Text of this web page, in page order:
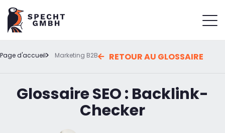
Page d'accueil Marketing B2B RETOUR AU GLOSSAIRE
Glossaire SEO : Backlink-
Checker